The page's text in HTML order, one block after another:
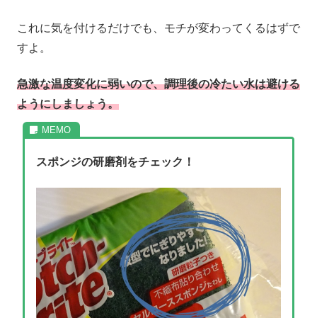
これに気を付けるだけでも、モチが変わってくるはずで
すよ。
急激な温度変化に弱いので、調理後の冷たい水は避ける
ようにしましょう。
スポンジの研磨剤をチェック！